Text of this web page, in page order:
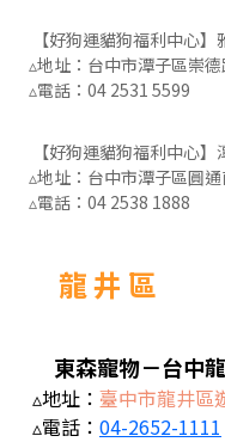
【好狗運貓狗福利中心】
▵地址：台中市潭子區崇
▵電話： 04 2531 5599
【好狗運貓狗福利中心】
▵地址：台中市潭子區圓
▵電話： 04 2538 1888
龍 井 區
東森寵物－台中
▵地址： 臺中市龍井區
▵電話： 04-2652-1111